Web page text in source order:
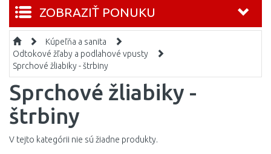
ZOBRAZIŤ PONUKU
Kúpeľňa a sanita
Odtokové žľaby a podlahové vpusty
Sprchové žliabiky - štrbiny
Sprchové žliabiky -
štrbiny
V tejto kategórii nie sú žiadne produkty.